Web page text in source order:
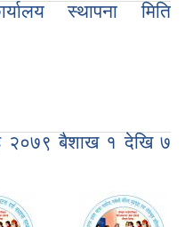
स्थापना मिति
२०७९ बैशाख १ देखि ७